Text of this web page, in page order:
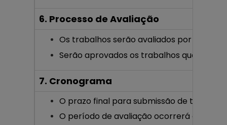
6. Processo de Avaliação
Os trabalhos serão avaliados por pares,
Serão aprovados os trabalhos que
7. Cronograma
O prazo final para submissão de
O período de avaliação ocorrerá até